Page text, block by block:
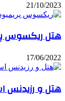
21/10/2023
هتل ریکسوس
17/06/2022
هتل و رزیدنس